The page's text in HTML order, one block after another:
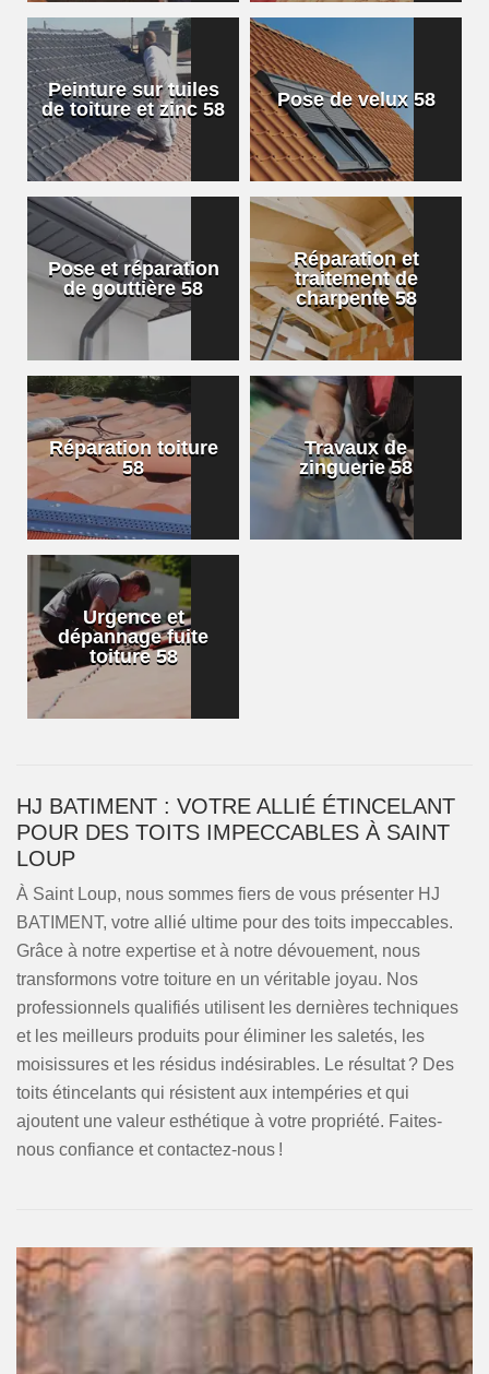
Peinture sur tuiles
de toiture et zinc 58
Pose de velux 58
Pose et réparation
de gouttière 58
Réparation et
traitement de
charpente 58
Réparation toiture
58
Travaux de
zinguerie 58
Urgence et
dépannage fuite
toiture 58
HJ BATIMENT : VOTRE ALLIÉ ÉTINCELANT
POUR DES TOITS IMPECCABLES À SAINT
LOUP
À Saint Loup, nous sommes fiers de vous présenter HJ
BATIMENT, votre allié ultime pour des toits impeccables.
Grâce à notre expertise et à notre dévouement, nous
transformons votre toiture en un véritable joyau. Nos
professionnels qualifiés utilisent les dernières techniques
et les meilleurs produits pour éliminer les saletés, les
moisissures et les résidus indésirables. Le résultat ? Des
toits étincelants qui résistent aux intempéries et qui
ajoutent une valeur esthétique à votre propriété. Faites-
nous confiance et contactez-nous !